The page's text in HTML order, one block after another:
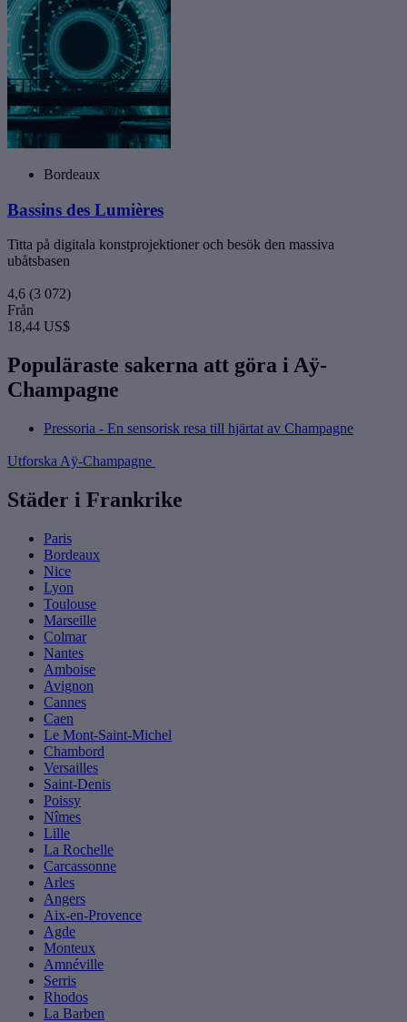
Bordeaux
Bassins des Lumières
Titta på digitala konstprojektioner och besök den massiva
ubåtsbasen
4,6 (3 072)
Från
18,44 US$
Populäraste sakerna att göra i Aÿ-
Champagne
Pressoria - En sensorisk resa till hjärtat av Champagne
Utforska Aÿ-Champagne
Städer i Frankrike
Paris
Bordeaux
Nice
Lyon
Toulouse
Marseille
Colmar
Nantes
Amboise
Avignon
Cannes
Caen
Le Mont-Saint-Michel
Chambord
Versailles
Saint-Denis
Poissy
Nîmes
Lille
La Rochelle
Carcassonne
Arles
Angers
Aix-en-Provence
Agde
Monteux
Amnéville
Serris
Rhodos
La Barben